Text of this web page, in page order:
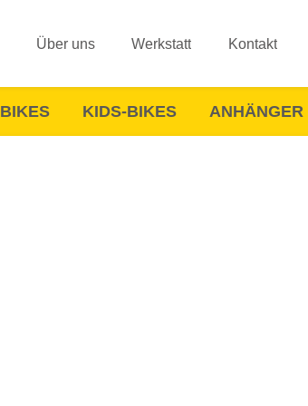
Über uns Werkstatt Kontakt
BIKES KIDS-BIKES ANHÄNGER